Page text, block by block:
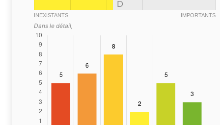
D
INEXISTANTS IMPORTANTS
Dans le détail,